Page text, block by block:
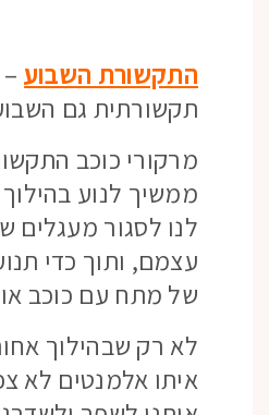
התקשורת השבוע
תקשורתית גם
מרקורי כוכב
ממשיך לנוע בהילוך
לנו לסגור מעגלים
עצמם, ותוך כדי
של מתח עם כוכב
לא רק שבהילוך
איתו אלמנטים לא